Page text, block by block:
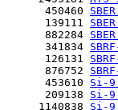
      450460
      139111
      882284
      341834
      126131
      876752
      453610
Si-
      209138
Si-
     1140838
Si-